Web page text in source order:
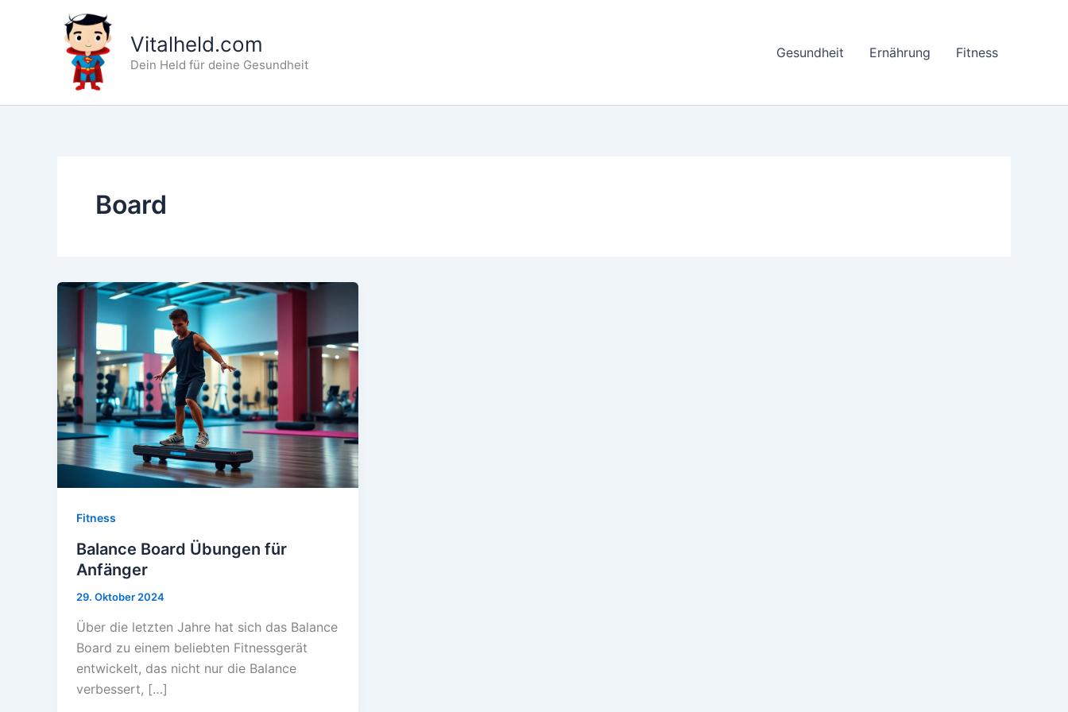
Vitalheld.com
Dein Held für deine Gesundheit
Gesundheit Ernährung Fitness
Board
Fitness
Balance Board Übungen für
Anfänger
29. Oktober 2024
Über die letzten Jahre hat sich das Balance
Board zu einem beliebten Fitnessgerät
entwickelt, das nicht nur die Balance
verbessert, […]